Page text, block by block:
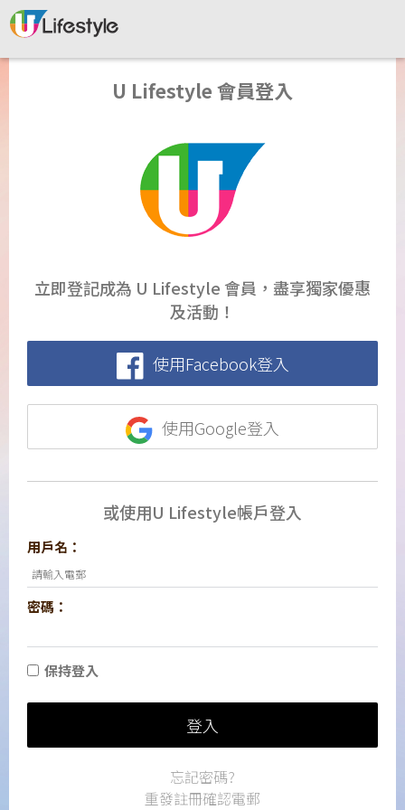
U Lifestyle 會員登入
立即登記成為 U Lifestyle 會員，盡享獨家優惠
及活動！
使用Facebook登入
使用Google登入
或使用U Lifestyle帳戶登入
用戶名：
密碼：
保持登入
登入
忘記密碼?
重發註冊確認電郵